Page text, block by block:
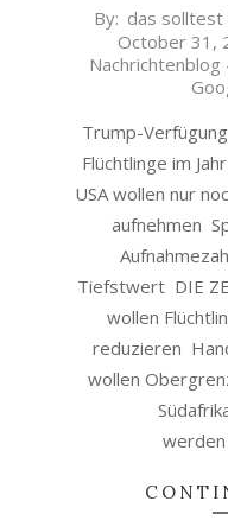
2025-
31
By: das solltest
October 31,
Trump-
Flüchtlinge im
USA wollen nur
aufnehmen
Tiefstwert DIE
wollen
reduzieren
wollen